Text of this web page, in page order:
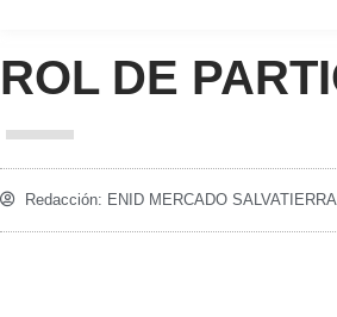
ROL DE
Redacción: ENID MERCADO SALVATIERRA